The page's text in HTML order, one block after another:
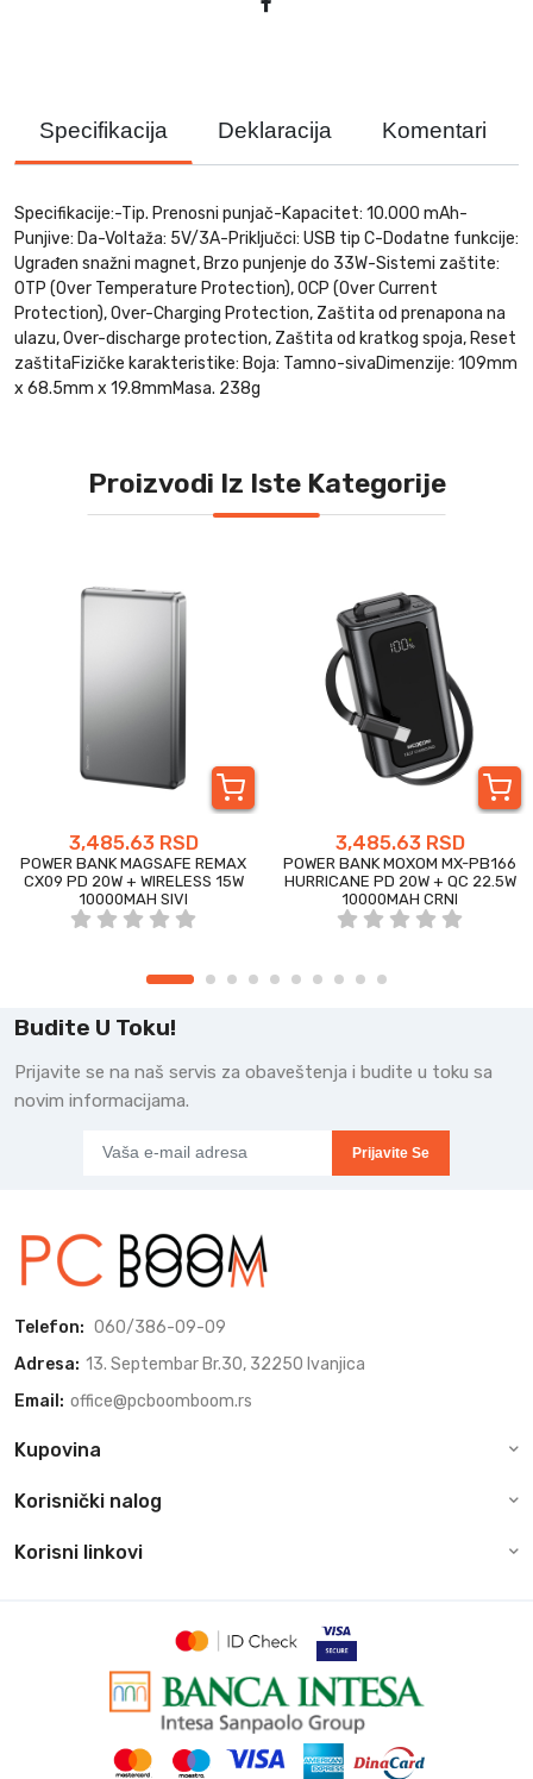
Specifikacija Deklaracija Komentari
Specifikacije:-Tip. Prenosni punjač-Kapacitet: 10.000 mAh-
Punjive: Da-Voltaža: 5V/3A-Priključci: USB tip C-Dodatne funkcije:
Ugrađen snažni magnet, Brzo punjenje do 33W-Sistemi zaštite:
OTP (Over Temperature Protection), OCP (Over Current
Protection), Over-Charging Protection, Zaštita od prenapona na
ulazu, Over-discharge protection, Zaštita od kratkog spoja, Reset
zaštitaFizičke karakteristike: Boja: Tamno-sivaDimenzije: 109mm
x 68.5mm x 19.8mmMasa. 238g
Proizvodi Iz Iste Kategorije
3,485.63 RSD
POWER BANK MAGSAFE REMAX
CX09 PD 20W + WIRELESS 15W
10000MAH SIVI
3,485.63 RSD
POWER BANK MOXOM MX-PB166
HURRICANE PD 20W + QC 22.5W
10000MAH CRNI
Budite U Toku!
Prijavite se na naš servis za obaveštenja i budite u toku sa
novim informacijama.
Prijavite Se
Telefon: 060/386-09-09
Adresa: 13. Septembar Br.30, 32250 Ivanjica
Email: office@pcboomboom.rs
Kupovina
Korisnički nalog
Korisni linkovi